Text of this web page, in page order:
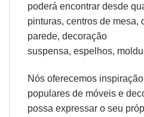
poderá encontrar desde
pinturas, centros de mesa,
parede, decoração
suspensa, espelhos,
Nós oferecemos
populares de móveis e
possa expressar o seu